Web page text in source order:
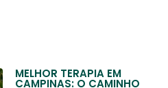
MELHOR TERAPIA EM
CAMPINAS: O CAMINHO